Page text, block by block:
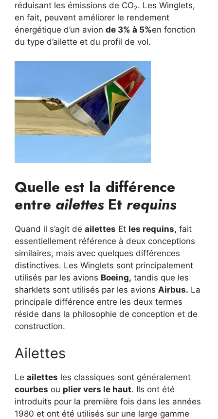
réduisant les émissions de CO2. Les Winglets,
en fait, peuvent améliorer le rendement
énergétique d’un avion de 3% à 5%en fonction
du type d’ailette et du profil de vol.
Quelle est la différence
entre ailettesEt requins
Quand il s’agit de ailettes Et les requins, fait
essentiellement référence à deux conceptions
similaires, mais avec quelques différences
distinctives. Les Winglets sont principalement
utilisés par les avions Boeing, tandis que les
sharklets sont utilisés par les avions Airbus. La
principale différence entre les deux termes
réside dans la philosophie de conception et de
construction.
Ailettes
Le ailettes les classiques sont généralement
courbes ou plier vers le haut. Ils ont été
introduits pour la première fois dans les années
1980 et ont été utilisés sur une large gamme